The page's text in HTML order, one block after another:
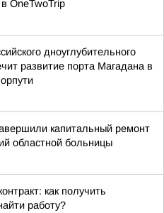
OneTwoTrip
дноуглубительного
развитие порта Магадана в
капитальный ремонт
областной больницы
как получить
работу?